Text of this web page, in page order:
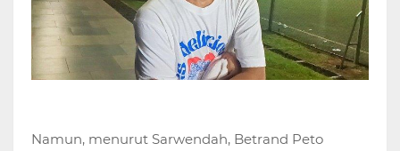
Namun, menurut Sarwendah, Betrand Peto